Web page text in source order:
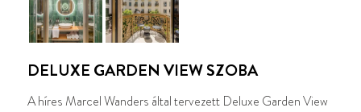
DELUXE GARDEN VIEW SZOBA
A híres Marcel Wanders által tervezett Deluxe Garden View